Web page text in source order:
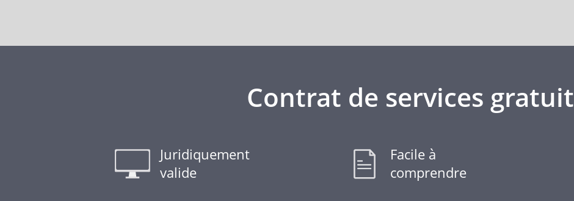
Contrat de services gratuit
Juridiquement
valide
Facile à
comprendre